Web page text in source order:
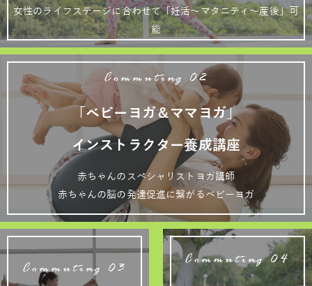
女性のライフステージに合わせて「妊活～マタニティ～産後」可
能
Commuting 02
「ベビーヨガ＆ママヨガ」
インストラクター養成講座
赤ちゃんのスペシャリストヨガ講師
赤ちゃんの脳の発達促進に繋がるベビーヨガ
Commuting 03
Commuting 04